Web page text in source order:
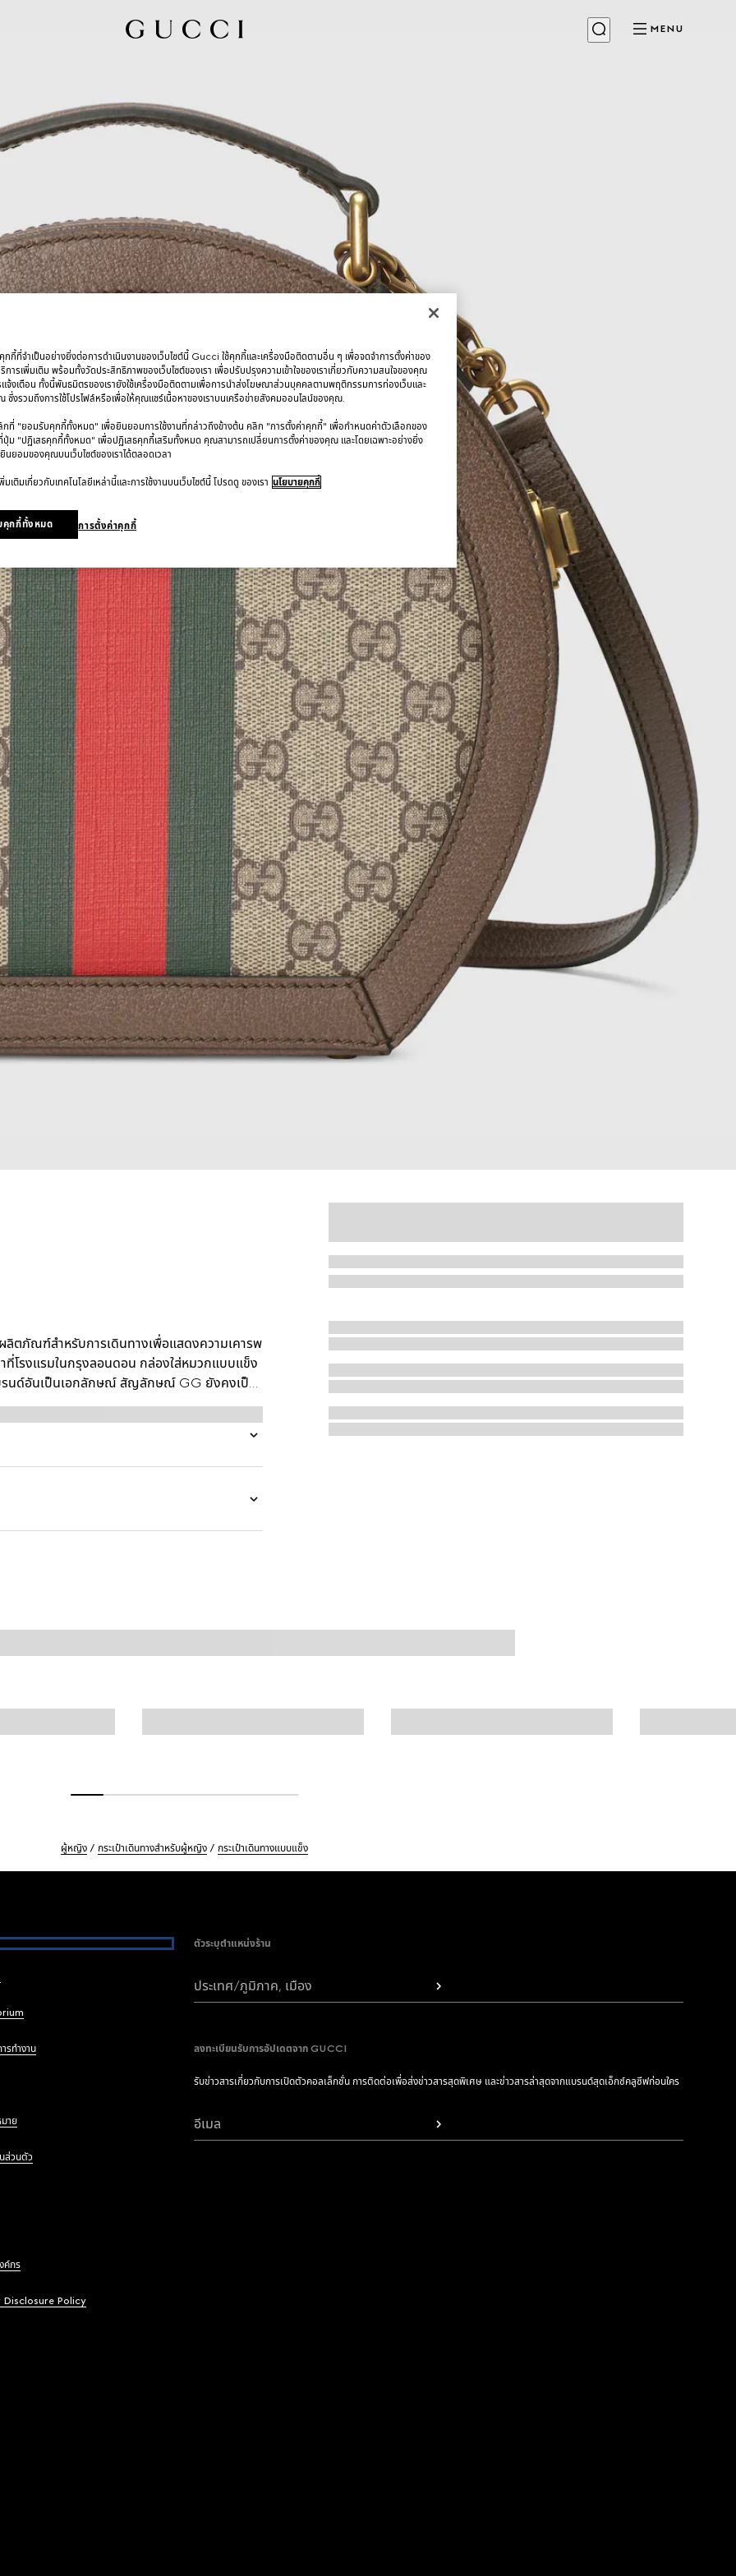
MENU
ตภัณฑ์สำหรับการเดินทางเพื่อแสดงความเคารพ
โรงแรมในกรุงลอนดอน กล่องใส่หมวกแบบแข็ง
นด์อันเป็นเอกลักษณ์ สัญลักษณ์ GG ยังคงเป็น
การแสดงความเคารพต่อรากฐานด้านกีฬาขี่ม้า
ผู้หญิง กระเป๋าเดินทางสำหรับผู้หญิง กระเป๋าเดินทางแบบแข็ง
รทำงาน
าย
ส่วนตัว
ค์กร
Policy
ตัวระบุตำแหน่งร้าน
ประเทศ/ภูมิภาค, เมือง
ลงทะเบียนรับการอัปเดตจาก GUCCI
รับข่าวสารเกี่ยวกับการเปิดตัวคอลเล็กชั่น การติดต่อเพื่อส่งข่าวสารสุดพิเศษ และข่าวสารล่าสุดจากแบรนด์สุดเอ็กซ์คลูซีฟก่อนใคร
อีเมล
กกี้ที่จำเป็นอย่างยิ่งต่อการดำเนินงานของเว็บไซต์นี้ Gucci ใช้คุกกี้และเครื่องมือติดตามอื่น ๆ เพื่อจดจำการตั้งค่าของ
การเพิ่มเติม พร้อมทั้งวัดประสิทธิภาพของเว็บไซต์ของเรา เพื่อปรับปรุงความเข้าใจของเราเกี่ยวกับความสนใจของคุณ
แจ้งเตือน ทั้งนี้พันธมิตรของเรายังใช้เครื่องมือติดตามเพื่อการนำส่งโฆษณาส่วนบุคคลตามพฤติกรรมการท่องเว็บและ
ซึ่งรวมถึงการใช้โปรไฟล์หรือเพื่อให้คุณแชร์เนื้อหาของเราบนเครือข่ายสังคมออนไลน์ของคุณ.
ที่ "ยอมรับคุกกี้ทั้งหมด" เพื่อยินยอมการใช้งานที่กล่าวถึงข้างต้น คลิก "การตั้งค่าคุกกี้" เพื่อกำหนดค่าตัวเลือกของ
ม "ปฏิเสธคุกกี้ทั้งหมด" เพื่อปฏิเสธคุกกี้เสริมทั้งหมด คุณสามารถเปลี่ยนการตั้งค่าของคุณ และโดยเฉพาะอย่างยิ่ง
นยอมของคุณบนเว็บไซต์ของเราได้ตลอดเวลา
เติมเกี่ยวกับเทคโนโลยีเหล่านี้และการใช้งานบนเว็บไซต์นี้ โปรดดู ของเรา นโยบายคุกกี้
การตั้งค่าคุกกี้
คุกกี้ทั้งหมด